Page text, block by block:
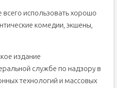
всего использовать хорошо
комедии, экшены,
издание
службе по надзору в
технологий и массовых